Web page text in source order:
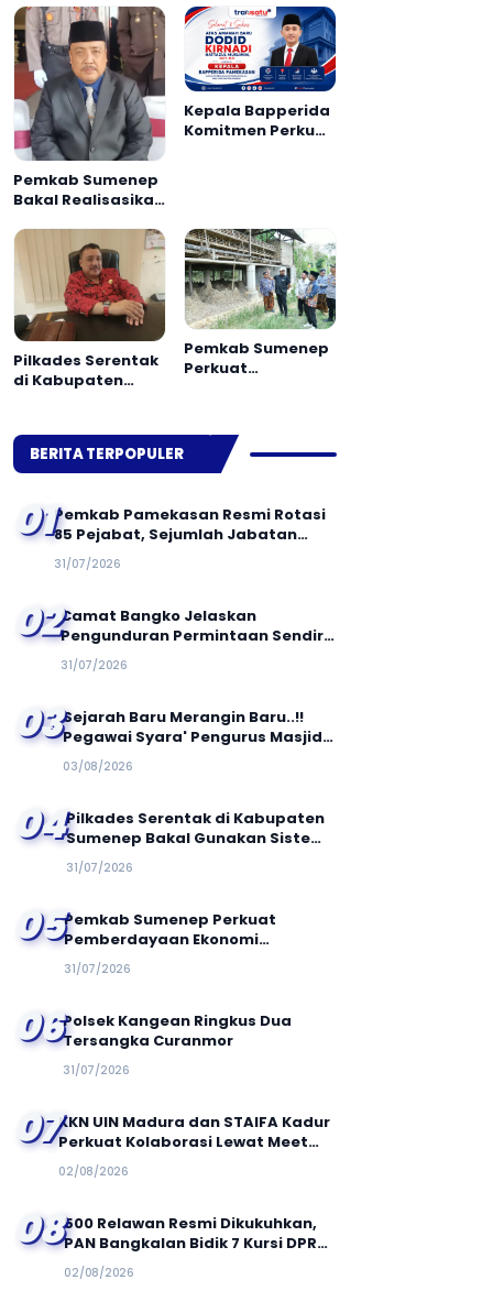
Pemkab Sumenep
Bakal Realisasikan
Kepala Bapperida
Komitmen Perkuat
Pilkades Serentak
di Kabupaten
Voting
Pemkab Sumenep
Perkuat
Berbasis Potensi
Desa
BERITA TERPOPULER
01Pemkab Pamekasan Resmi Rotasi
85 Pejabat, Sejumlah Jabatan
Strategis Berganti
31/07/2026
02Camat Bangko Jelaskan
Pengunduran Permintaan Sendiri,
Saliman : Surat Itu Disiapkan
Bawah Tekanan
31/07/2026
03Sejarah Baru Merangin Baru..!!
Pegawai Syara' Pengurus Masjid
Keluhkan Gaji di Potang Hingga
50 Persen
03/08/2026
04Pilkades Serentak di Kabupaten
Sumenep Bakal Gunakan Sistem
E-Voting
31/07/2026
05Pemkab Sumenep Perkuat
Pemberdayaan Ekonomi
Masyarakat Berbasis Potensi
Desa
31/07/2026
06Polsek Kangean Ringkus Dua
Tersangka Curanmor
31/07/2026
07KKN UIN Madura dan STAIFA Kadur
Perkuat Kolaborasi Lewat Meet
and Greet, Sharing and Caring,
serta Out Bond Kolaboratif
02/08/2026
08500 Relawan Resmi Dikukuhkan,
PAN Bangkalan Bidik 7 Kursi DPRD
dan Tiga Besar
02/08/2026